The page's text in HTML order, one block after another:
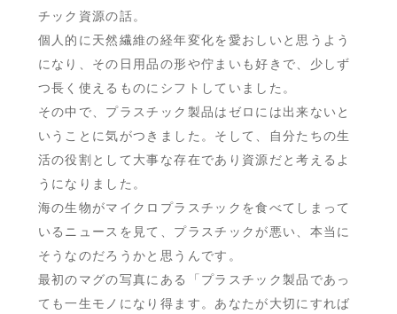
チック資源の話。
個人的に天然繊維の経年変化を愛おしいと思うよう
になり、その日用品の形や佇まいも好きで、少しず
つ長く使えるものにシフトしていました。
その中で、プラスチック製品はゼロには出来ないと
いうことに気がつきました。そして、自分たちの生
活の役割として大事な存在であり資源だと考えるよ
うになりました。
海の生物がマイクロプラスチックを食べてしまって
いるニュースを見て、プラスチックが悪い、本当に
そうなのだろうかと思うんです。
最初のマグの写真にある「プラスチック製品であっ
ても一生モノになり得ます。あなたが大切にすれば